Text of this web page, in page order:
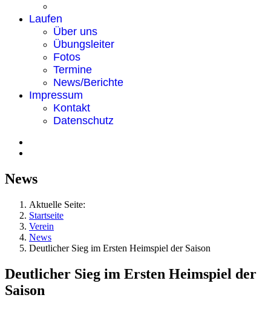
Laufen
Über uns
Übungsleiter
Fotos
Termine
News/Berichte
Impressum
Kontakt
Datenschutz
News
Aktuelle Seite:
Startseite
Verein
News
Deutlicher Sieg im Ersten Heimspiel der Saison
Deutlicher Sieg im Ersten Heimspiel der
Saison